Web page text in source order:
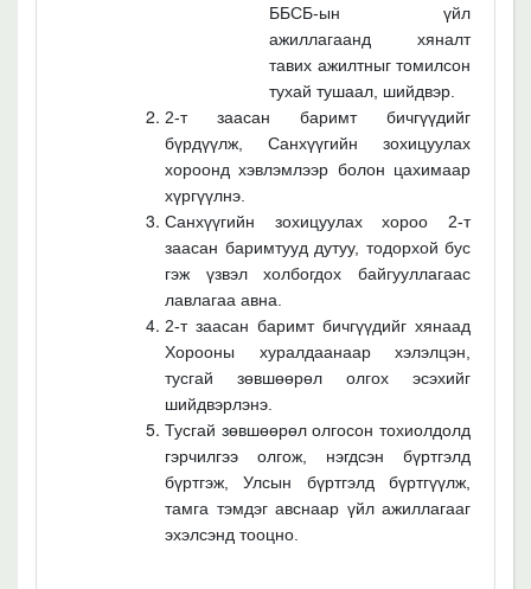
ББСБ-ын үйл
ажиллагаанд хяналт
тавих ажилтныг томилсон
тухай тушаал, шийдвэр.
2-т заасан баримт бичгүүдийг
бүрдүүлж, Санхүүгийн зохицуулах
хороонд хэвлэмлээр болон цахимаар
хүргүүлнэ.
Санхүүгийн зохицуулах хороо 2-т
заасан баримтууд дутуу, тодорхой бус
гэж үзвэл холбогдох байгууллагаас
лавлагаа авна.
2-т заасан баримт бичгүүдийг хянаад
Хорооны хуралдаанаар хэлэлцэн,
тусгай зөвшөөрөл олгох эсэхийг
шийдвэрлэнэ.
Тусгай зөвшөөрөл олгосон тохиолдолд
гэрчилгээ олгож, нэгдсэн бүртгэлд
бүртгэж, Улсын бүртгэлд бүртгүүлж,
тамга тэмдэг авснаар үйл ажиллагааг
эхэлсэнд тооцно.